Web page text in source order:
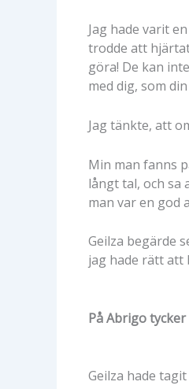
Jag hade varit
trodde att
göra! De kan
med dig, som
Jag tänkte, att
Min man fanns
långt tal, och sa
man var en god
Geilza begärde
jag hade rätt att
På Abrigo
Geilza hade